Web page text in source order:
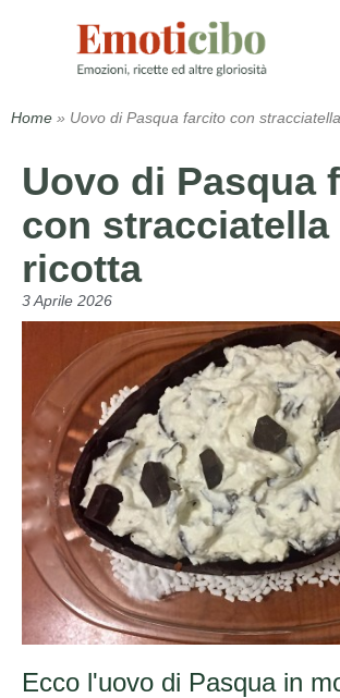
Home » Uovo di Pasqua farcito con
Uovo di Pasqua
con stracciatella
ricotta
3 Aprile 2026
Ecco l'uovo di Pasqua in